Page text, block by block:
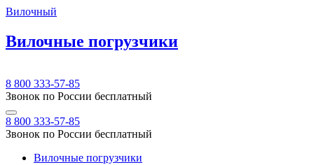
Вилочный
Вилочные погрузчики
8 800 333-57-85
Звонок по России бесплатный
8 800 333-57-85
Звонок по России бесплатный
Вилочные погрузчики